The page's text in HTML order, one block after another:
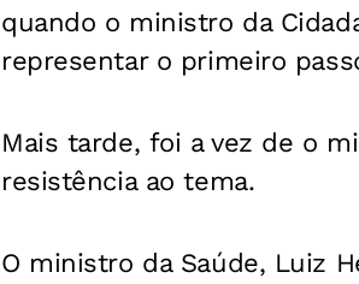
quando o ministro da
representar o primeiro
Mais tarde, foi a vez de o
resistência ao tema.
O ministro da Saúde, Luiz